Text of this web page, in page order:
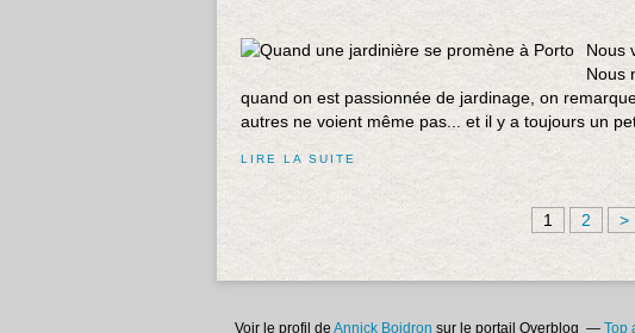
Nous
Nous
quand on est passionnée de jardinage, on
autres ne voient même pas... et il y a toujours un
LIRE LA SUITE
1 2 >
Voir le profil de Annick Boidron sur le portail Overblog Top